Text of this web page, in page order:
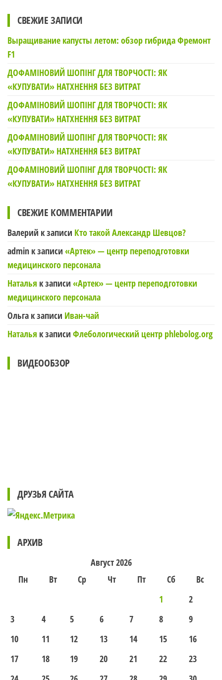
СВЕЖИЕ ЗАПИСИ
Выращивание капусты летом: обзор гибрида Фремонт
F1
ДОФАМІНОВИЙ ШОПІНГ ДЛЯ ТВОРЧОСТІ: ЯК
«КУПУВАТИ» НАТХНЕННЯ БЕЗ ВИТРАТ
ДОФАМІНОВИЙ ШОПІНГ ДЛЯ ТВОРЧОСТІ: ЯК
«КУПУВАТИ» НАТХНЕННЯ БЕЗ ВИТРАТ
ДОФАМІНОВИЙ ШОПІНГ ДЛЯ ТВОРЧОСТІ: ЯК
«КУПУВАТИ» НАТХНЕННЯ БЕЗ ВИТРАТ
ДОФАМІНОВИЙ ШОПІНГ ДЛЯ ТВОРЧОСТІ: ЯК
«КУПУВАТИ» НАТХНЕННЯ БЕЗ ВИТРАТ
СВЕЖИЕ КОММЕНТАРИИ
Валерий к записи Кто такой Александр Шевцов?
admin к записи «Артек» — центр переподготовки
медицинского персонала
Наталья к записи «Артек» — центр переподготовки
медицинского персонала
Ольга к записи Иван-чай
Наталья к записи Флебологический центр phlebolog.org
ВИДЕООБЗОР
ДРУЗЬЯ САЙТА
АРХИВ
Август 2026
Пн
Вт Ср Чт Пт Сб
Вс
1
2
3
4 5 6 7 8
9
10
11 12 13 14 15
16
17
18 19 20 21 22
23